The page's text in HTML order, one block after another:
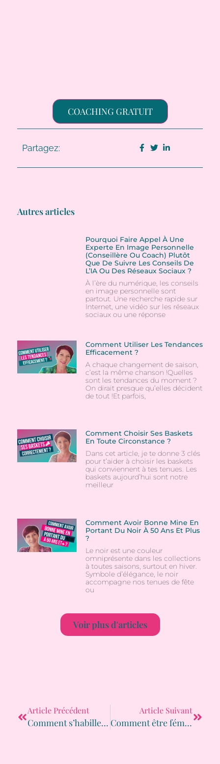
COACHING GRATUIT
Partagez:
Autres articles
Pourquoi Faire Appel À Une
Experte En Image Personnelle
(conseillère Ou Coach) Plutôt
Que De Suivre Les Conseils De
L’IA Ou Des Réseaux Sociaux ?
À l’ère du numérique, les conseils
en image personnelle sont
partout. Une recherche rapide sur
Internet, une vidéo sur les réseaux
sociaux ou une réponse
Comment Utiliser Les Tendances
Efficacement ?
A chaque changement de saison,
c’est la même chanson !Quelles
sont les tendances du moment ?
On dirait presque qu’elles décident
de tout !Et parfois,
Comment Choisir Ses Baskets
En Toute Circonstance ?
Dans cet article, je te donne 3 clés
pour t’aider à choisir les baskets
qui conviennent à tes tenues. Les
baskets aujourd’hui sont notre
meilleur
Comment Avoir Bonne Mine En
Portant Du Noir À 50 Ans Et Plus
?
Le noir est une couleur
omniprésente dans les collections
à toutes saisons, surtout en hiver.
Symbole d’élégance, le noir
accompagne nos tenues de fête
ou
Voir plus d'articles
Article Précédent
Comment s’habiller après 50 ans pour être au top ?
Article Suivant
Comment être féminine 50 ans et + ?